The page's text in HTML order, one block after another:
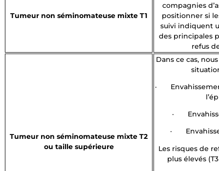
Tumeur non séminomateuse mixte T1
compagnies
positionner si
suivi indiquent
des principales
refus
Tumeur non séminomateuse mixte T2
ou taille supérieure
Dans ce cas,
·
·
·
Les risques de
plus élevés